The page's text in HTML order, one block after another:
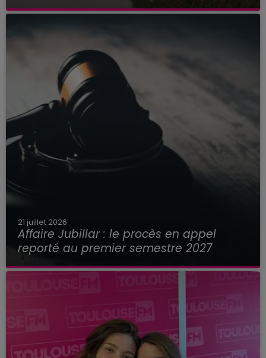
21 juillet 2026
Affaire Jubillar : le procès en appel
reporté au premier semestre 2027